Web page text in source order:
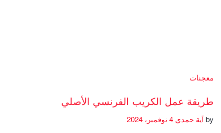
معجنات
طريقة عمل الكريب الفرنسي الأصلي
byآية حمدي